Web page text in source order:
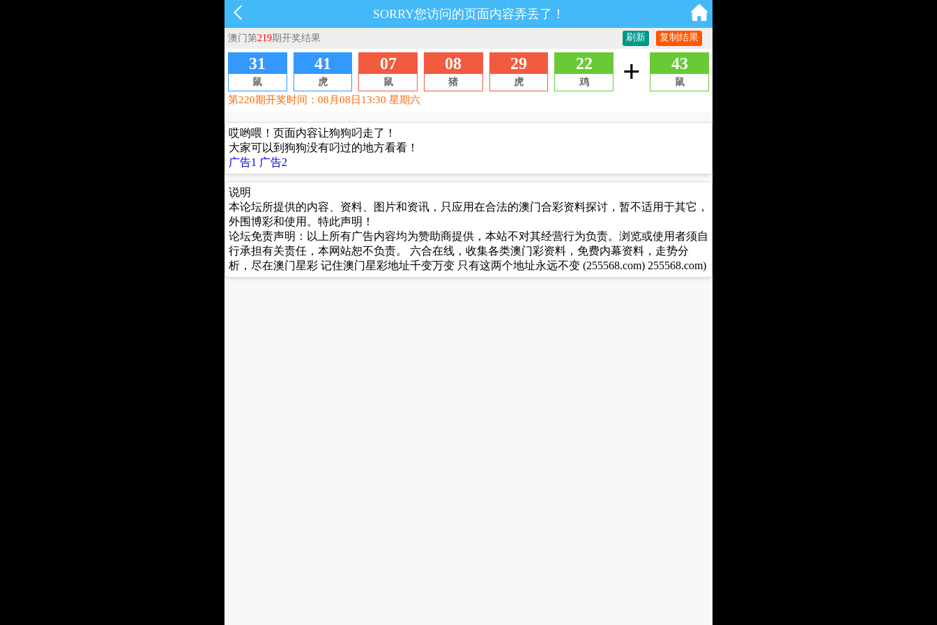
SORRY您访问的页面内容弄丢了！
哎哟喂！页面内容让狗狗叼走了！
大家可以到狗狗没有叼过的地方看看！
广告1 广告2
说明
本论坛所提供的内容、资料、图片和资讯，只应用在合法的澳门合彩资料探讨，暂不适用于其它，
外围博彩和使用。特此声明！
论坛免责声明：以上所有广告内容均为赞助商提供，本站不对其经营行为负责。浏览或使用者须自
行承担有关责任，本网站恕不负责。 六合在线，收集各类澳门彩资料，免费内幕资料，走势分
析，尽在澳门星彩 记住澳门星彩地址千变万变 只有这两个地址永远不变 (255568.com) 255568.com)